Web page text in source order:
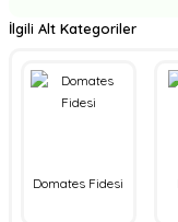
İlgili Alt Kategoriler
Domates Fidesi